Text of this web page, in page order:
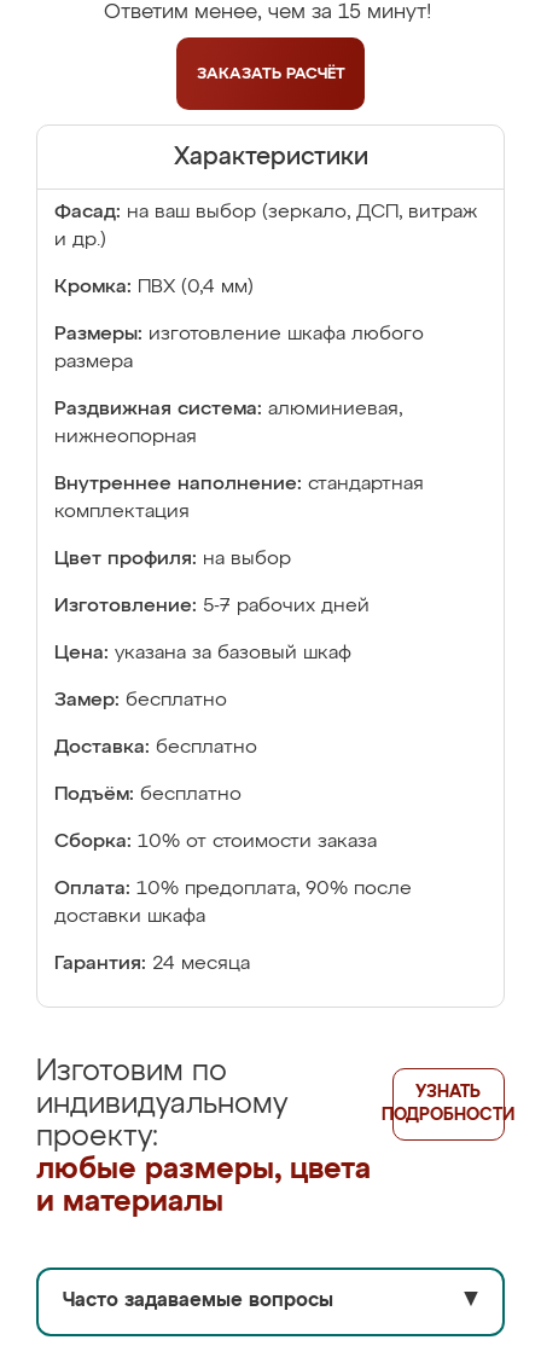
Ответим менее, чем за 15 минут!
ЗАКАЗАТЬ РАСЧЁТ
Характеристики
Фасад: на ваш выбор (зеркало, ДСП, витраж
и др.)
Кромка: ПВХ (0,4 мм)
Размеры: изготовление шкафа любого
размера
Раздвижная система: алюминиевая,
нижнеопорная
Внутреннее наполнение: стандартная
комплектация
Цвет профиля: на выбор
Изготовление: 5-7 рабочих дней
Цена: указана за базовый шкаф
Замер: бесплатно
Доставка: бесплатно
Подъём: бесплатно
Сборка: 10% от стоимости заказа
Оплата: 10% предоплата, 90% после
доставки шкафа
Гарантия: 24 месяца
Изготовим по
индивидуальному
проекту:
любые размеры, цвета
и материалы
УЗНАТЬ
ПОДРОБНОСТИ
Часто задаваемые вопросы ▼